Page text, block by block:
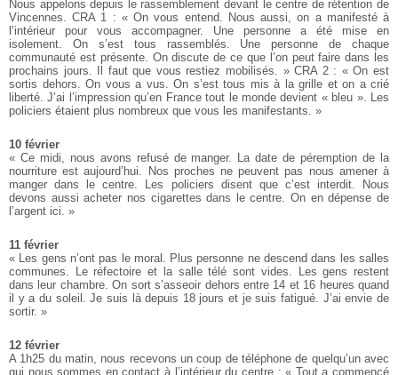
Nous appelons depuis le rassemblement devant le centre de rétention de
Vincennes. CRA 1 : « On vous entend. Nous aussi, on a manifesté à
l’intérieur pour vous accompagner. Une personne a été mise en
isolement. On s’est tous rassemblés. Une personne de chaque
communauté est présente. On discute de ce que l’on peut faire dans les
prochains jours. Il faut que vous restiez mobilisés. » CRA 2 : « On est
sortis dehors. On vous a vus. On s’est tous mis à la grille et on a crié
liberté. J’ai l’impression qu’en France tout le monde devient « bleu ». Les
policiers étaient plus nombreux que vous les manifestants. »
10 février
« Ce midi, nous avons refusé de manger. La date de péremption de la
nourriture est aujourd’hui. Nos proches ne peuvent pas nous amener à
manger dans le centre. Les policiers disent que c’est interdit. Nous
devons aussi acheter nos cigarettes dans le centre. On en dépense de
l’argent ici. »
11 février
« Les gens n’ont pas le moral. Plus personne ne descend dans les salles
communes. Le réfectoire et la salle télé sont vides. Les gens restent
dans leur chambre. On sort s’asseoir dehors entre 14 et 16 heures quand
il y a du soleil. Je suis là depuis 18 jours et je suis fatigué. J’ai envie de
sortir. »
12 février
A 1h25 du matin, nous recevons un coup de téléphone de quelqu’un avec
qui nous sommes en contact à l’intérieur du centre : « Tout a commencé